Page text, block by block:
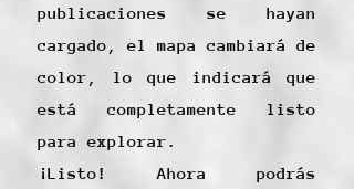
publicaciones se hayan
cargado, el mapa cambiará de
color, lo que indicará que
está completamente listo
para explorar.
¡Listo! Ahora podrás